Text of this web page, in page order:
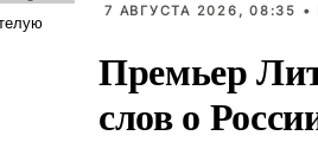
7 АВГУСТА 2026, 08:35 •
Премьер
слов о